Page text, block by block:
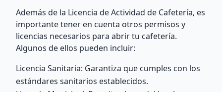
Además de la Licencia de Actividad de Cafetería, es
importante tener en cuenta otros permisos y
licencias necesarios para abrir tu cafetería.
Algunos de ellos pueden incluir:
Licencia Sanitaria: Garantiza que cumples con los
estándares sanitarios establecidos.